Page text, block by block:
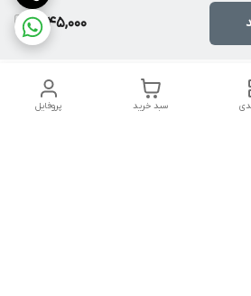
1,745,000
پروفایل سبد خرید